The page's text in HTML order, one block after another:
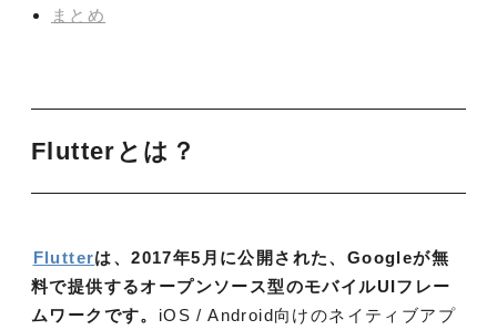
まとめ
Flutterとは？
Flutterは、2017年5月に公開された、Googleが無
料で提供するオープンソース型のモバイルUIフレー
ムワークです。 iOS / Android向けのネイティブアプ